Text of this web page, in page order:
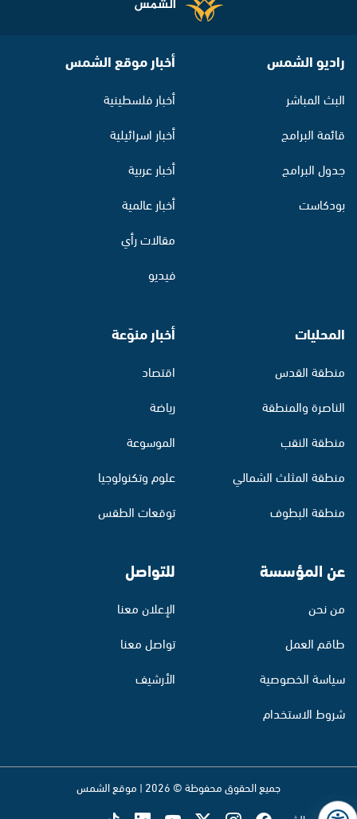
راديو الشمس
البث المباشر
قائمة البرامج
جدول البرامج
بودكاست
أخبار موقع الشمس
أخبار فلسطينية
أخبار اسرائيلية
أخبار عربية
أخبار عالمية
مقالات رأي
فيديو
المحليات
منطقة القدس
الناصرة والمنطقة
منطقة النقب
منطقة المثلث الشمالي
منطقة البطوف
أخبار منوّعة
اقتصاد
رياضة
الموسوعة
علوم وتكنولوجيا
توقعات الطقس
عن المؤسسة
من نحن
طاقم العمل
سياسة الخصوصية
شروط الاستخدام
للتواصل
الإعلان معنا
تواصل معنا
الأرشيف
جميع الحقوق محفوظة © 2026 | موقع الشمس